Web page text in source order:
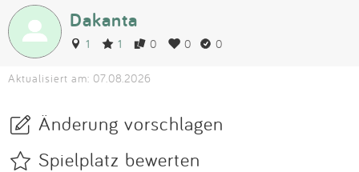
Dakanta
1 1 0 0 0
Aktualisiert am: 07.08.2026
Änderung vorschlagen
Spielplatz bewerten